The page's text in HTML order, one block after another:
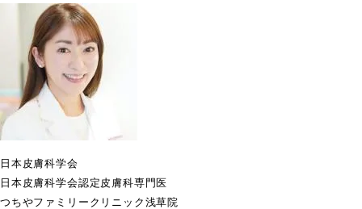
日本皮膚科学会
日本皮膚科学会認定皮膚科専門医
つちやファミリークリニック浅草院